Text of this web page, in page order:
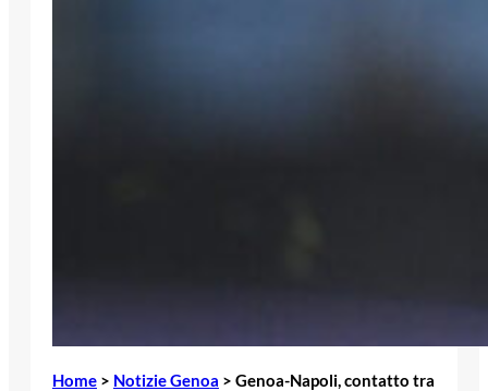
Home > Notizie Genoa > Genoa-Napoli, contatto tra